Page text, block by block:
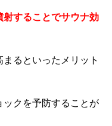
することでサウナ効
るといったメリット
クを予防することが